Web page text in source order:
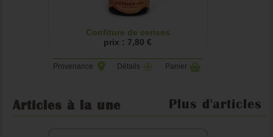
Confiture de cerises
prix : 7,80 €
Provenance Détails Panier
Articles à la une Plus d'articles